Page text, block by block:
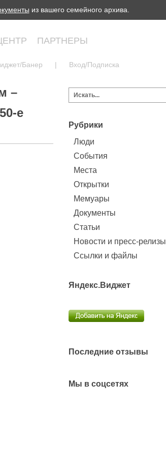
из вашего семейного архива.
ПАРТНЕРЫ
Банер | Вход/Подписка
–
е
Рубрики
Люди
События
Места
Открытки
Мемуары
Документы
Статьи
Новости и пресс-релизы
Ссылки и файлы
Яндекс.Виджет
Последние отзывы
Мы в соцсетях